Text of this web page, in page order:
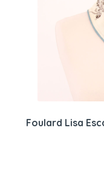
Foulard Lisa